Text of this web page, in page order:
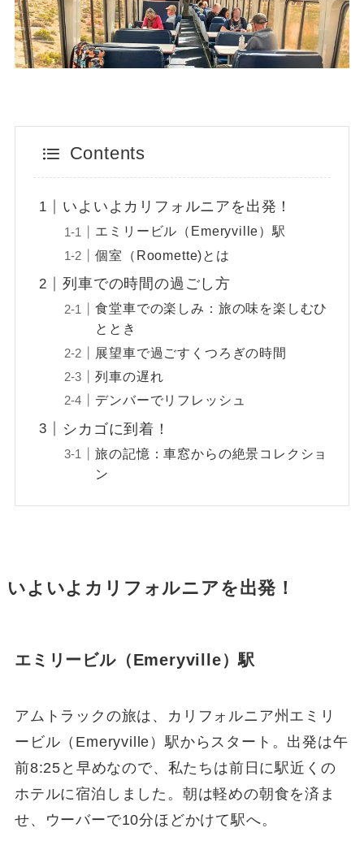
Contents
いよいよカリフォルニアを出発！
エミリービル（Emeryville）駅
個室（Roomette)とは
列車での時間の過ごし方
食堂車での楽しみ：旅の味を楽しむひ
ととき
展望車で過ごすくつろぎの時間
列車の遅れ
デンバーでリフレッシュ
シカゴに到着！
旅の記憶：車窓からの絶景コレクショ
ン
いよいよカリフォルニアを出発！
エミリービル（Emeryville）駅
アムトラックの旅は、カリフォルニア州エミリ
ービル（Emeryville）駅からスタート。出発は午
前8:25と早めなので、私たちは前日に駅近くの
ホテルに宿泊しました。朝は軽めの朝食を済ま
せ、ウーバーで10分ほどかけて駅へ。